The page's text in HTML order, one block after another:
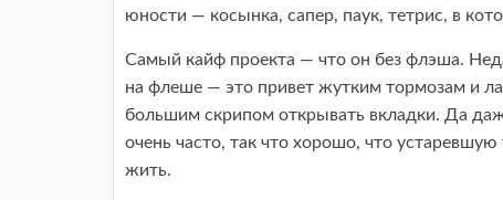
юности — косынка, сапер, паук, тетрис, в
Самый кайф проекта — что он без флэша.
на флеше — это привет жутким тормозам и
большим скрипом открывать вкладки. Да
очень часто, так что хорошо, что
жить.